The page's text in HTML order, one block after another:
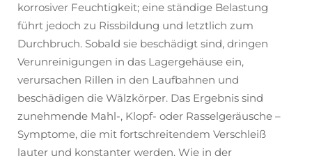
korrosiver Feuchtigkeit; eine ständige Belastung
führt jedoch zu Rissbildung und letztlich zum
Durchbruch. Sobald sie beschädigt sind, dringen
Verunreinigungen in das Lagergehäuse ein,
verursachen Rillen in den Laufbahnen und
beschädigen die Wälzkörper. Das Ergebnis sind
zunehmende Mahl-, Klopf- oder Rasselgeräusche –
Symptome, die mit fortschreitendem Verschleiß
lauter und konstanter werden. Wie in der